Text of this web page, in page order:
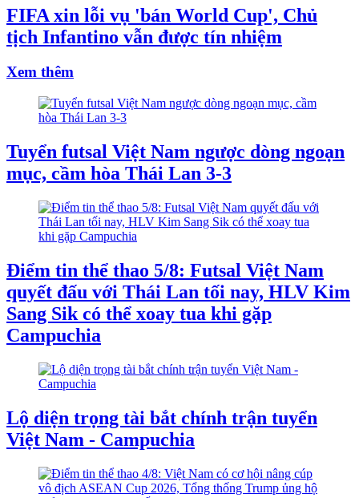
FIFA xin lỗi vụ 'bán World Cup', Chủ
tịch Infantino vẫn được tín nhiệm
Xem thêm
Tuyển futsal Việt Nam ngược dòng ngoạn
mục, cầm hòa Thái Lan 3-3
Điểm tin thể thao 5/8: Futsal Việt Nam
quyết đấu với Thái Lan tối nay, HLV Kim
Sang Sik có thể xoay tua khi gặp
Campuchia
Lộ diện trọng tài bắt chính trận tuyển
Việt Nam - Campuchia